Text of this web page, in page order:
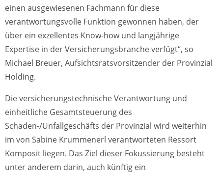
einen ausgewiesenen Fachmann für diese
verantwortungsvolle Funktion gewonnen haben, der
über ein exzellentes Know-how und langjährige
Expertise in der Versicherungsbranche verfügt“, so
Michael Breuer, Aufsichtsratsvorsitzender der Provinzial
Holding.
Die versicherungstechnische Verantwortung und
einheitliche Gesamtsteuerung des
Schaden-/Unfallgeschäfts der Provinzial wird weiterhin
im von Sabine Krummenerl verantworteten Ressort
Komposit liegen. Das Ziel dieser Fokussierung besteht
unter anderem darin, auch künftig ein